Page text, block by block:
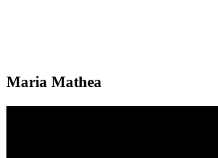
Maria Mathea